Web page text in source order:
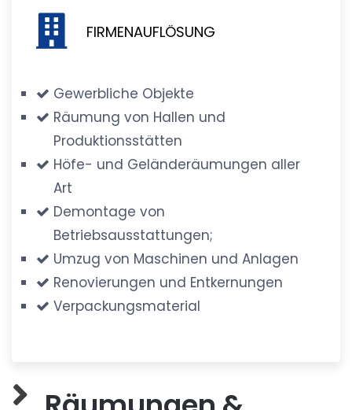
FIRMENAUFLÖSUNG
Gewerbliche Objekte
Räumung von Hallen und
Produktionsstätten
Höfe- und Geländeräumungen aller
Art
Demontage von
Betriebsausstattungen;
Umzug von Maschinen und Anlagen
Renovierungen und Entkernungen
Verpackungsmaterial